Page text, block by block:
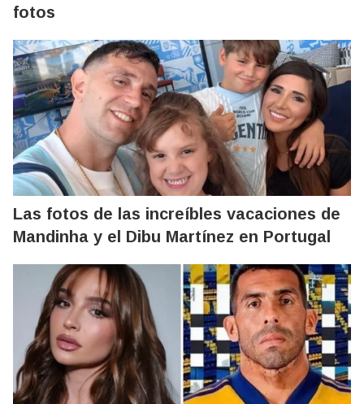
fotos
Las fotos de las increíbles vacaciones de
Mandinha y el Dibu Martínez en Portugal